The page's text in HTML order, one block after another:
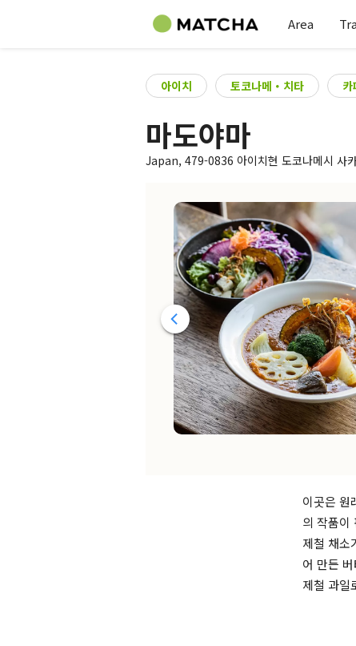
Area
아이치 토코나메・치타 카
마도야마
Japan, 479-0836 아이치현 도코나메시 사
이곳은 원
의 작품이
제철 채소
어 만든
제철 과일